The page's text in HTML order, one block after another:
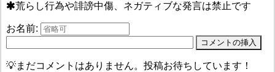
荒らし行為や誹謗中傷、ネガティブな発言は禁止です
お名前:
💡まだコメントはありません。投稿お待ちしています！